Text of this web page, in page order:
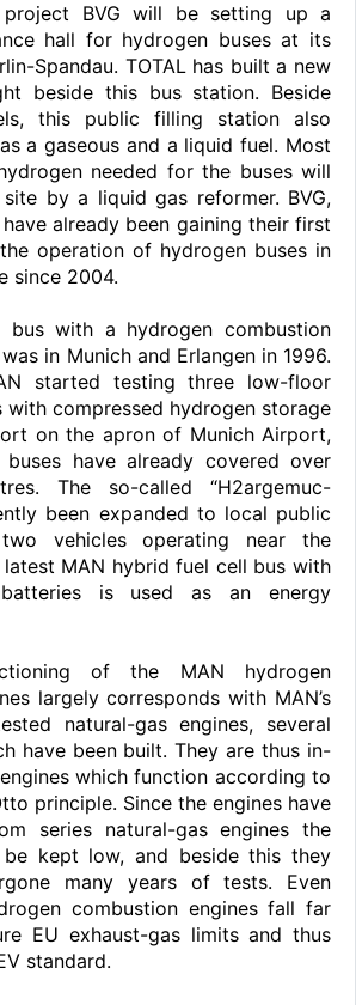
BVG will be setting up a
hall for hydrogen buses at its
Spandau. TOTAL has built a new
beside this bus station. Beside
this public filling station also
a gaseous and a liquid fuel. Most
needed for the buses will
by a liquid gas reformer. BVG,
already been gaining their first
operation of hydrogen buses in
since 2004.
with a hydrogen combustion
in Munich and Erlangen in 1996.
started testing three low-floor
with compressed hydrogen storage
on the apron of Munich Airport,
have already covered over
The so-called “H2argemuc-
been expanded to local public
vehicles operating near the
MAN hybrid fuel cell bus with
is used as an energy
of the MAN hydrogen
largely corresponds with MAN’s
natural-gas engines, several
have been built. They are thus in-
which function according to
principle. Since the engines have
series natural-gas engines the
kept low, and beside this they
many years of tests. Even
combustion engines fall far
EU exhaust-gas limits and thus
standard.